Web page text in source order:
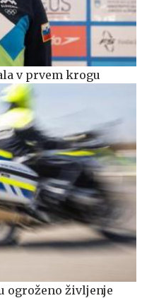
v prvem krogu
ogroženo življenje